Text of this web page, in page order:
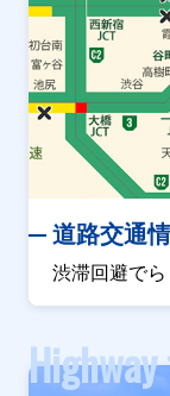
道路交通
渋滞回避で